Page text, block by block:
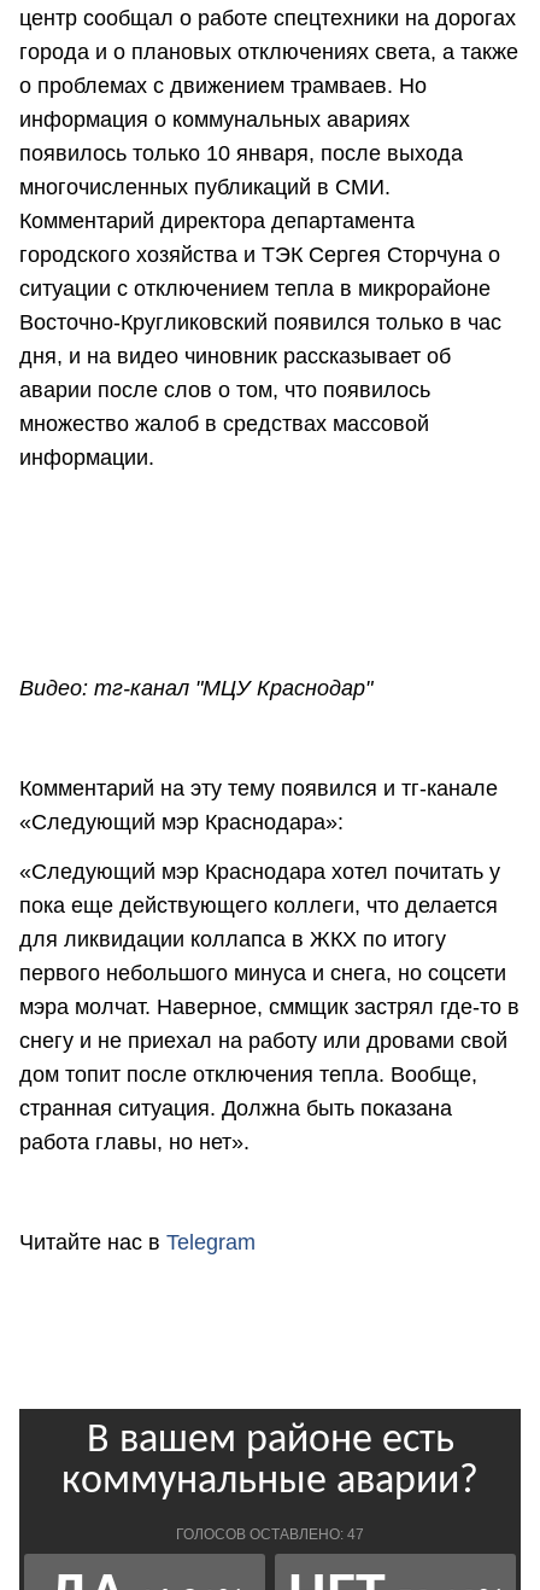
центр сообщал о работе спецтехники на дорогах
города и о плановых отключениях света, а также
о проблемах с движением трамваев. Но
информация о коммунальных авариях
появилось только 10 января, после выхода
многочисленных публикаций в СМИ.
Комментарий директора департамента
городского хозяйства и ТЭК Сергея Сторчуна о
ситуации с отключением тепла в микрорайоне
Восточно-Кругликовский появился только в час
дня, и на видео чиновник рассказывает об
аварии после слов о том, что появилось
множество жалоб в средствах массовой
информации.
Видео: тг-канал "МЦУ Краснодар"
Комментарий на эту тему появился и тг-канале
«Следующий мэр Краснодара»:
«Следующий мэр Краснодара хотел почитать у
пока еще действующего коллеги, что делается
для ликвидации коллапса в ЖКХ по итогу
первого небольшого минуса и снега, но соцсети
мэра молчат. Наверное, сммщик застрял где-то в
снегу и не приехал на работу или дровами свой
дом топит после отключения тепла. Вообще,
странная ситуация. Должна быть показана
работа главы, но нет».
Читайте нас в Telegram